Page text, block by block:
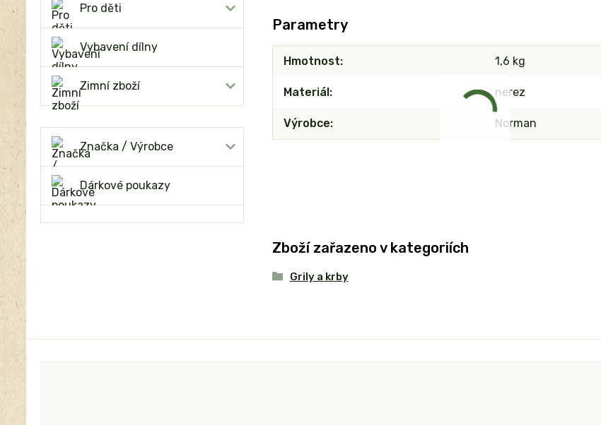
Pro děti
Vybavení dílny
Zimní zboží
Značka / Výrobce
Dárkové poukazy
Parametry
Hmotnost 1,6 kg
Materiál nerez
Výrobce Norman
Zboží zařazeno v kategoriích
Grily a krby